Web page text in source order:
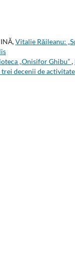
Vitalie Răileanu:
„Onisifor Ghibu”,
decenii de